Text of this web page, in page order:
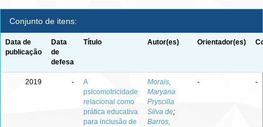
Conjunto de itens:
Data de
publicação
Data
de
defesa
Título Autor(es) Orientador(es)
2019 -
A
psicomotricidade
relacional como
prática educativa
para inclusão de
Morais,
Maryana
Pryscilla
Silva de;
Barros,
- -